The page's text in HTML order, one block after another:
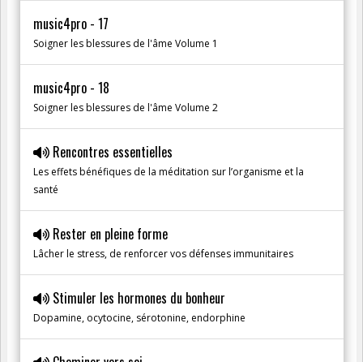
music4pro - 17
Soigner les blessures de l'âme Volume 1
music4pro - 18
Soigner les blessures de l'âme Volume 2
Rencontres essentielles
Les effets bénéfiques de la méditation sur l’organisme et la
santé
Rester en pleine forme
Lâcher le stress, de renforcer vos défenses immunitaires
Stimuler les hormones du bonheur
Dopamine, ocytocine, sérotonine, endorphine